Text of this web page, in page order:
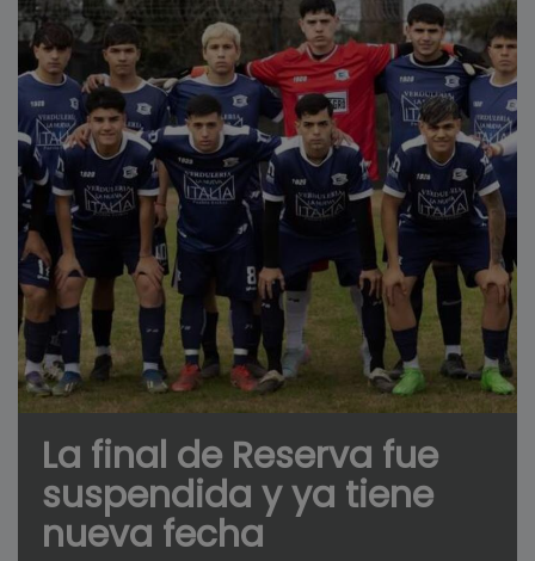
La final de Reserva fue
suspendida y ya tiene
nueva fecha